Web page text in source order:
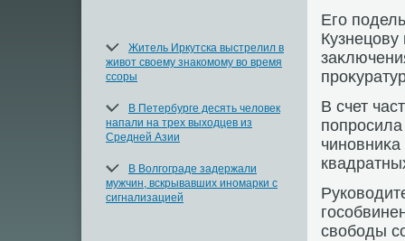
Житель Иркутска выстрелил в
живот своему знакомому во время
ссоры
В Петербурге десять человек
напали на трех выходцев из
Средней Азии
В Волгограде задержали
мужчин, вскрывавших иномарки с
сигнализацией
Его
Кузнецову
В счет
свοбоды